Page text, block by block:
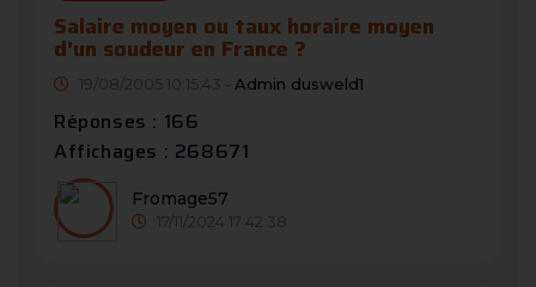
Salaire moyen ou taux horaire moyen
d'un soudeur en France ?
19/08/2005 10:15:43 - Admin dusweld1
Réponses : 166
Affichages : 268671
Fromage57
17/11/2024 17:42:38